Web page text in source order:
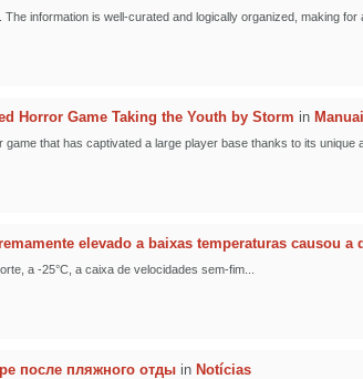
information is well-curated and logically organized, making for
Horror Game Taking the Youth by Storm in
that has captivated a large player base thanks to its unique
elevado a baixas temperaturas causou a
a -25°C, a caixa de velocidades sem-fim...
после пляжного отды in Notícias